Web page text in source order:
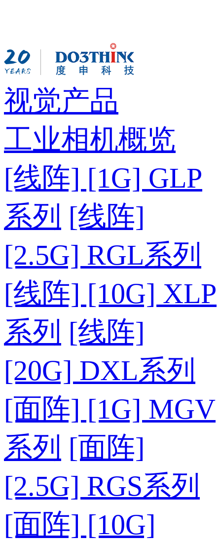
视觉产品
工业相机概览
[线阵] [1G] GLP
系列 [线阵]
[2.5G] RGL系列
[线阵] [10G] XLP
系列 [线阵]
[20G] DXL系列
[面阵] [1G] MGV
系列 [面阵]
[2.5G] RGS系列
[面阵] [10G]